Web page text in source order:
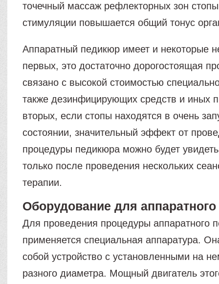
точечный массаж рефлекторных зон
стимуляции повышается общий тонус
Аппаратный педикюр имеет и некоторые
первых, это достаточно дорогостоящая
связано с высокой стоимостью
также дезинфицирующих средств и иных
вторых, если стопы находятся в очень
состоянии, значительный эффект от
процедуры педикюра можно будет
только после проведения нескольких
терапии.
Оборудование для
Для проведения процедуры аппаратного
применяется специальная аппаратура.
собой устройство с установленными на
разного диаметра. Мощный двигатель